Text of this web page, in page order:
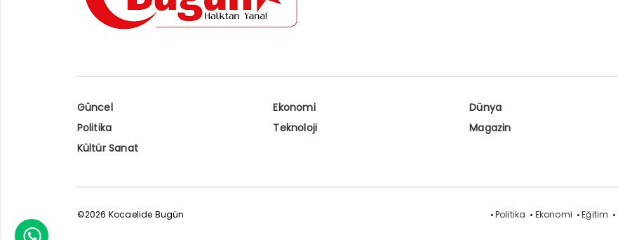
Güncel Ekonomi Dünya
Politika
Teknoloji Magazin
Kültür Sanat
©2026 Kocaelide Bugün Politika Ekonomi Eğitim